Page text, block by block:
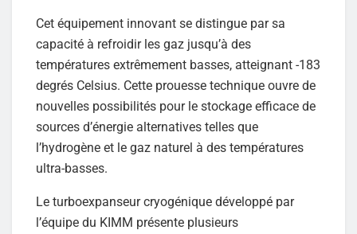
Cet équipement innovant se distingue par sa
capacité à refroidir les gaz jusqu’à des
températures extrêmement basses, atteignant -183
degrés Celsius. Cette prouesse technique ouvre de
nouvelles possibilités pour le stockage efficace de
sources d’énergie alternatives telles que
l’hydrogène et le gaz naturel à des températures
ultra-basses.
Le turboexpanseur cryogénique développé par
l’équipe du KIMM présente plusieurs